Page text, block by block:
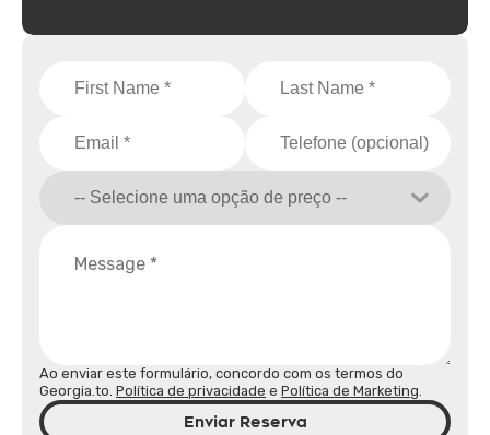
Ao enviar este formulário, concordo com os termos do
Georgia.to. Política de privacidade e Política de Marketing.
Enviar Reserva